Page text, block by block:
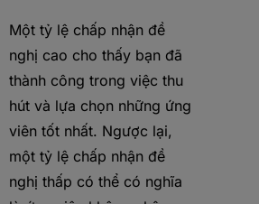
Một tỷ lệ chấp nhận đề
nghị cao cho thấy bạn đã
thành công trong việc thu
hút và lựa chọn những ứng
viên tốt nhất. Ngược lại,
một tỷ lệ chấp nhận đề
nghị thấp có thể có nghĩa